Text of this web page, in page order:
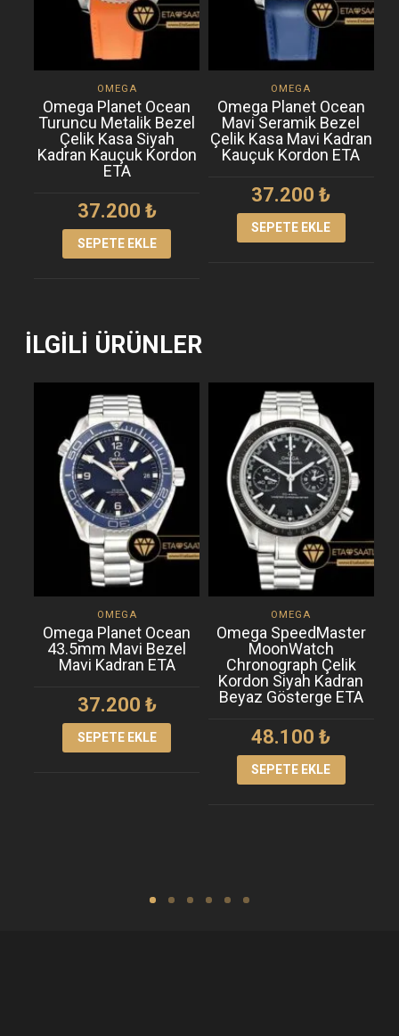
OMEGA
Omega Planet Ocean
Turuncu Metalik Bezel
Çelik Kasa Siyah
Kadran Kauçuk Kordon
ETA
37.200 ₺
SEPETE EKLE
OMEGA
Omega Planet Ocean
Mavi Seramik Bezel
Çelik Kasa Mavi Kadran
Kauçuk Kordon ETA
37.200₺
SEPETE EKLE
İLGILI ÜRÜNLER
OMEGA
Omega Planet Ocean
43.5mm Mavi Bezel
Mavi Kadran ETA
37.200 ₺
SEPETE EKLE
OMEGA
Omega SpeedMaster
MoonWatch
Chronograph Çelik
Kordon Siyah Kadran
Beyaz Gösterge ETA
48.100₺
SEPETE EKLE